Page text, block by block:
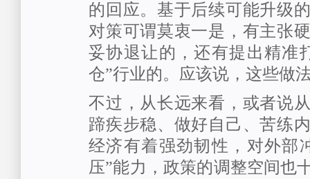
的回应。基于后续可能升级
对策可谓莫衷一是，有主张
妥协退让的，还有提出精准
仓”行业的。应该说，这些做
不过，从长远来看，或者说
蹄疾步稳、做好自己、苦练
经济有着强劲韧性，对外部
压”能力，政策的调整空间也